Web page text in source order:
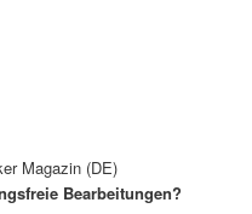
Magazin (DE)
Bearbeitungen?